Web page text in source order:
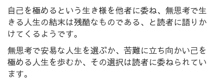
自己を極めるという生き様を他者に委ね、無思考で生
きる人生の結末は残酷なものである、と読者に語りか
けてくるようです。
無思考で安易な人生を選ぶか、苦難に立ち向かい己を
極める人生を歩むか、その選択は読者に委ねられてい
ます。